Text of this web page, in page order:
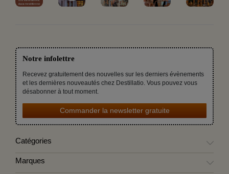
Notre infolettre
Recevez gratuitement des nouvelles sur les derniers évènements
et les dernières nouveautés chez Destillatio. Vous pouvez vous
désabonner à tout moment.
Commander la newsletter gratuite
Catégories
Marques